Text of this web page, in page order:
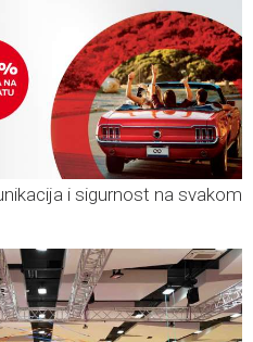
i sigurnost na svakom